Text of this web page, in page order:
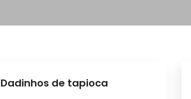
Dadinhos de tapioca